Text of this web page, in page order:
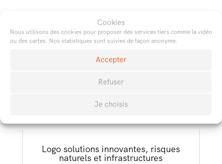
Cookies
Nous utilisons des cookies pour proposer des services tiers comme la vidéo
ou des cartes. Nos statistiques sont suivies de façon anonyme.
Accepter
Refuser
Je choisis
Logo solutions innovantes, risques
naturels et infrastructures